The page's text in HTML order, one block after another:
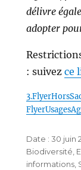
délivre
adopter
: suivez ce
Publié
le
30 juin
Biodiversité,
informations,